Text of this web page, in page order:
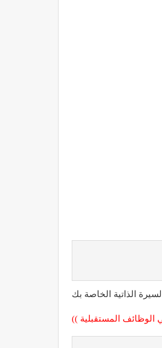
الوظائف المستقبلية ))